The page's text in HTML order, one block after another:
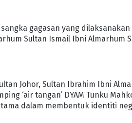
gagasan yang
Sultan Ismail Ibni Almarhum
Johor, Sultan Ibrahim Ibni
‘air tangan’ DYAM Tunku
dalam membentuk identiti